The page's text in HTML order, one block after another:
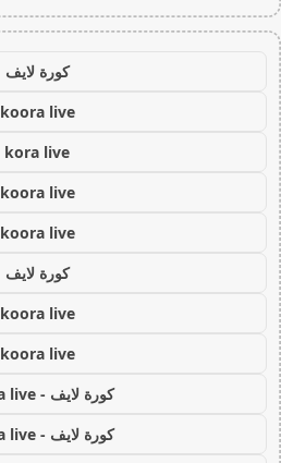
كورة لايف
koora live
kora live
koora live
koora live
كورة لايف
koora live
koora live
كورة لايف - koora live
كورة لايف - koora live